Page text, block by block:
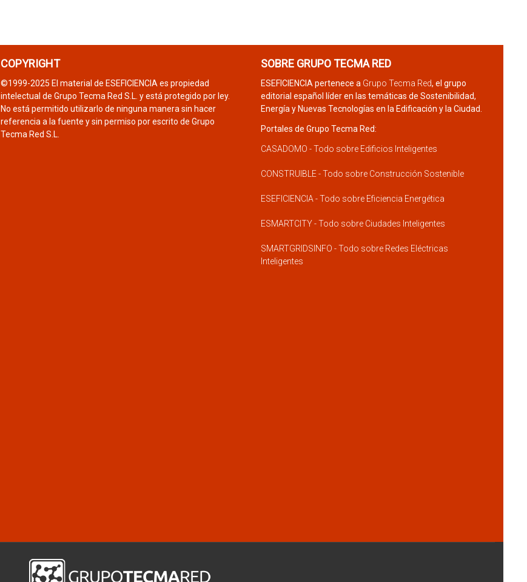
COPYRIGHT
©1999-2025 El material de ESEFICIENCIA es propiedad
intelectual de Grupo Tecma Red S.L. y está protegido por ley.
No está permitido utilizarlo de ninguna manera sin hacer
referencia a la fuente y sin permiso por escrito de Grupo
Tecma Red S.L.
SOBRE GRUPO TECMA RED
ESEFICIENCIA pertenece a Grupo Tecma Red, el grupo
editorial español líder en las temáticas de Sostenibilidad,
Energía y Nuevas Tecnologías en la Edificación y la Ciudad.
Portales de Grupo Tecma Red:
CASADOMO - Todo sobre Edificios Inteligentes
CONSTRUIBLE - Todo sobre Construcción Sostenible
ESEFICIENCIA - Todo sobre Eficiencia Energética
ESMARTCITY - Todo sobre Ciudades Inteligentes
SMARTGRIDSINFO - Todo sobre Redes Eléctricas
Inteligentes